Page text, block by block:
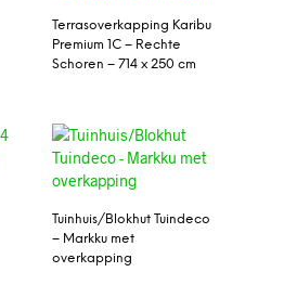
Terrasoverkapping Karibu
Premium 1C – Rechte
Schoren – 714 x 250 cm
Tuinhuis/Blokhut Tuindeco
– Markku met
overkapping